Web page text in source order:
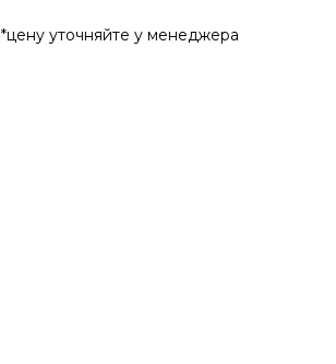
*цену уточняйте у менеджера